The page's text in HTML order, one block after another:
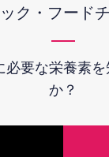
ク・フード
必要な栄養素
か？